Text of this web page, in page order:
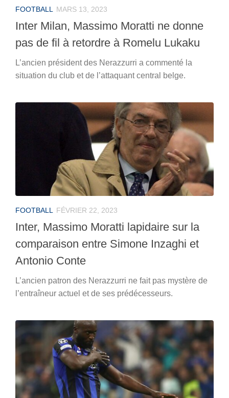
FOOTBALL MARS 13, 2023
Inter Milan, Massimo Moratti ne donne
pas de fil à retordre à Romelu Lukaku
L’ancien président des Nerazzurri a commenté la
situation du club et de l’attaquant central belge.
FOOTBALL FÉVRIER 22, 2023
Inter, Massimo Moratti lapidaire sur la
comparaison entre Simone Inzaghi et
Antonio Conte
L’ancien patron des Nerazzurri ne fait pas mystère de
l’entraîneur actuel et de ses prédécesseurs.